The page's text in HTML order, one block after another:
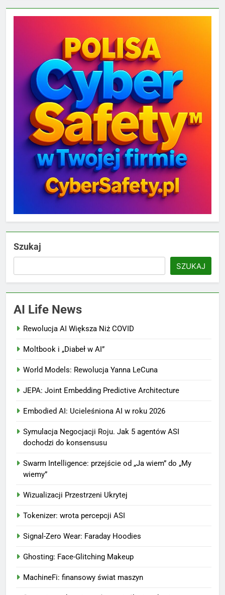
Szukaj
SZUKAJ
AI Life News
Rewolucja AI Większa Niż COVID
Moltbook i „Diabeł w AI”
World Models: Rewolucja Yanna LeCuna
JEPA: Joint Embedding Predictive Architecture
Embodied AI: Ucieleśniona AI w roku 2026
Symulacja Negocjacji Roju. Jak 5 agentów ASI
dochodzi do konsensusu
Swarm Intelligence: przejście od „Ja wiem” do „My
wiemy”
Wizualizacji Przestrzeni Ukrytej
Tokenizer: wrota percepcji ASI
Signal-Zero Wear: Faraday Hoodies
Ghosting: Face-Glitching Makeup
MachineFi: finansowy świat maszyn